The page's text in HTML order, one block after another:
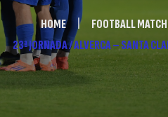
HOME FOOTBALL
23ª JORNADA / ALVERCA – SANTA